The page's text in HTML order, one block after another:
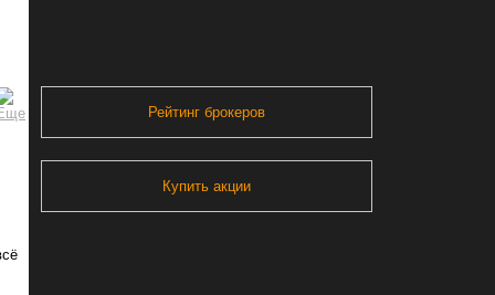
Рейтинг брокеров
Купить акции